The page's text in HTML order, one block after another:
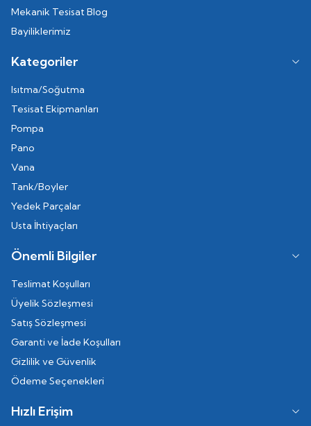
Mekanik Tesisat Blog
Bayiliklerimiz
Kategoriler
Isıtma/Soğutma
Tesisat Ekipmanları
Pompa
Pano
Vana
Tank/Boyler
Yedek Parçalar
Usta İhtiyaçları
Önemli Bilgiler
Teslimat Koşulları
Üyelik Sözleşmesi
Satış Sözleşmesi
Garanti ve İade Koşulları
Gizlilik ve Güvenlik
Ödeme Seçenekleri
Hızlı Erişim